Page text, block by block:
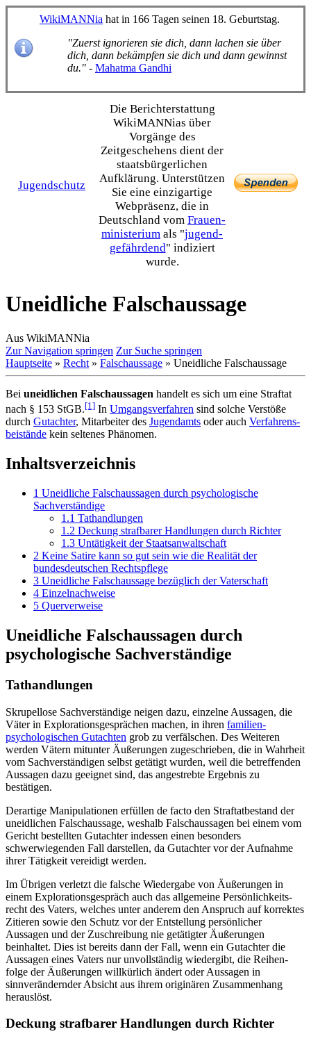
WikiMANNia hat in 166 Tagen seinen 18. Geburtstag.
"Zuerst ignorieren sie dich, dann lachen sie über
dich, dann bekämpfen sie dich und dann gewinnst
du." - Mahatma Gandhi
Jugendschutz
Die Bericht­erstattung
WikiMANNias über
Vorgänge des
Zeitgeschehens dient der
staats­bürgerlichen
Aufklärung. Unterstützen
Sie eine einzig­artige
Webpräsenz, die in
Deutschland vom Frauen­
ministerium als "jugend­
gefährdend" indiziert
wurde.
Uneidliche Falschaussage
Aus WikiMANNia
Zur Navigation springen Zur Suche springen
Hauptseite » Recht » Falschaussage » Uneidliche Falschaussage
Bei uneidlichen Falschaussagen handelt es sich um eine Straftat
nach § 153 StGB.[1] In Umgangsverfahren sind solche Verstöße
durch Gutachter, Mitarbeiter des Jugendamts oder auch Verfahrens­
beistände kein seltenes Phänomen.
Inhaltsverzeichnis
1 Uneidliche Falschaussagen durch psychologische
Sachverständige
1.1 Tathandlungen
1.2 Deckung strafbarer Handlungen durch Richter
1.3 Untätigkeit der Staatsanwaltschaft
2 Keine Satire kann so gut sein wie die Realität der
bundesdeutschen Rechtspflege
3 Uneidliche Falschaussage bezüglich der Vaterschaft
4 Einzelnachweise
5 Querverweise
Uneidliche Falschaussagen durch
psychologische Sachverständige
Tathandlungen
Skrupellose Sachverständige neigen dazu, einzelne Aussagen, die
Väter in Explorations­gesprächen machen, in ihren familien­
psychologischen Gutachten grob zu verfälschen. Des Weiteren
werden Vätern mitunter Äußerungen zugeschrieben, die in Wahrheit
vom Sach­verständigen selbst getätigt wurden, weil die betreffenden
Aussagen dazu geeignet sind, das angestrebte Ergebnis zu
bestätigen.
Derartige Manipulationen erfüllen de facto den Straftat­bestand der
uneidlichen Falsch­aussage, weshalb Falsch­aussagen bei einem vom
Gericht bestellten Gutachter indessen einen besonders
schwerwiegenden Fall darstellen, da Gutachter vor der Aufnahme
ihrer Tätigkeit vereidigt werden.
Im Übrigen verletzt die falsche Wiedergabe von Äußerungen in
einem Explorations­gespräch auch das allgemeine Persönlichkeits­
recht des Vaters, welches unter anderem den Anspruch auf korrektes
Zitieren sowie den Schutz vor der Entstellung persönlicher
Aussagen und der Zuschreibung nie getätigter Äußerungen
beinhaltet. Dies ist bereits dann der Fall, wenn ein Gutachter die
Aussagen eines Vaters nur unvollständig wiedergibt, die Reihen­
folge der Äußerungen willkürlich ändert oder Aussagen in
sinnverändernder Absicht aus ihrem originären Zusammenhang
herauslöst.
Deckung strafbarer Handlungen durch Richter